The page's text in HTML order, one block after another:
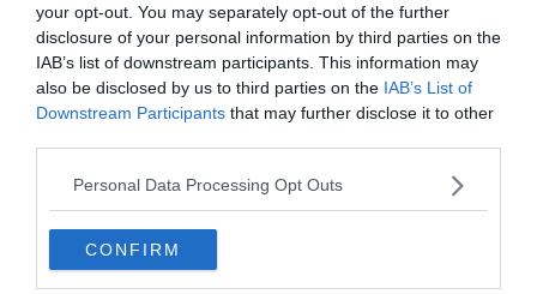
your opt-out. You may separately opt-out of the further
disclosure of your personal information by third parties on the
IAB’s list of downstream participants. This information may
also be disclosed by us to third parties on the IAB’s List of
Downstream Participants that may further disclose it to other
Personal Data Processing Opt Outs
CONFIRM
ITALIA
Assisi, bagno di folla per Papa Leone a
Santa Maria degli Angeli